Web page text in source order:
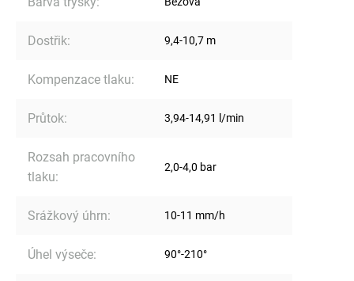
Dostřik: 9,4-10,7 m
Kompenzace tlaku: NE
Průtok: 3,94-14,91 l/min
Rozsah pracovního
tlaku:
2,0-4,0 bar
Srážkový úhrn: 10-11 mm/h
Úhel výseče: 90°-210°